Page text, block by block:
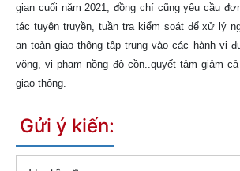
gian cuối năm 2021, đồng chí cũng yêu cầu
tác tuyên truyền, tuần tra kiểm soát để xử lý
an toàn giao thông tập trung vào các hành vi
võng, vi phạm nồng độ cồn..quyết tâm giảm
giao thông.
Gửi ý kiến: